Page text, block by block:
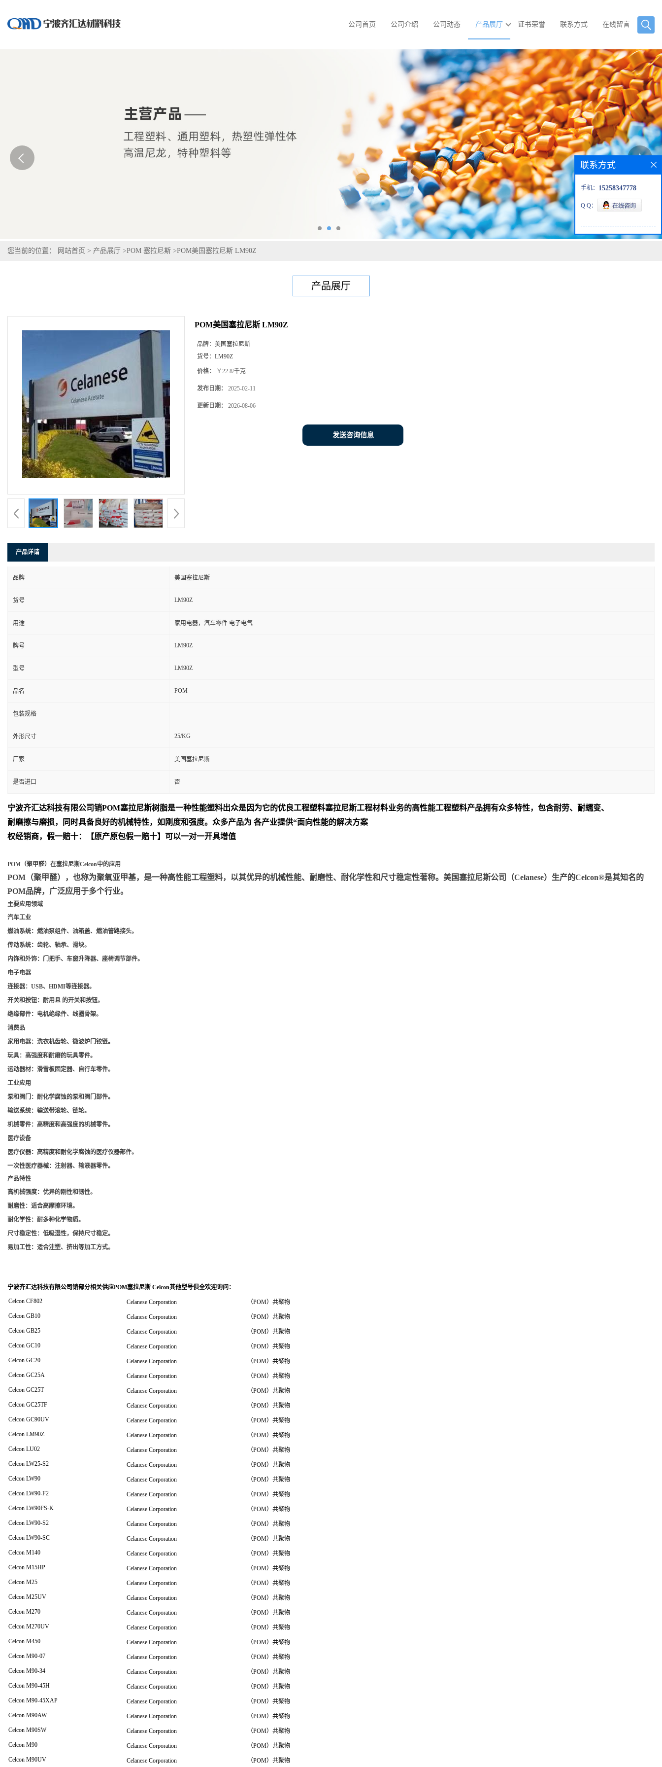
公司首页 公司介绍 公司动态 产品展厅 证书荣誉 联系方式 在线留言
您当前的位置： 网站首页 > 产品展厅 >POM 塞拉尼斯 >POM美国塞拉尼斯 LM90Z
产品展厅
POM美国塞拉尼斯 LM90Z
品牌： 美国塞拉尼斯
货号： LM90Z
价格： ￥22.8/千克
发布日期： 2025-02-11
更新日期： 2026-08-06
发送咨询信息
产品详请
品牌 美国塞拉尼斯
货号 LM90Z
用途 家用电器，汽车零件 电子电气
牌号 LM90Z
型号 LM90Z
品名 POM
包装规格
外形尺寸 25/KG
厂家 美国塞拉尼斯
是否进口 否
宁波齐汇达科技有限公司销POM塞拉尼斯树脂是一种性能塑料出众是因为它的优良工程塑料塞拉尼斯工程材料业务的高性能工程塑料产品拥有众多特性，包含耐劳、耐蠕变、
耐磨擦与磨损，同时具备良好的机械特性，如刚度和强度。众多产品为 各产业提供“面向性能的解决方案
权经销商，假一赔十：【原产原包假一赔十】可以一对一开具增值
POM（聚甲醛）在塞拉尼斯Celcon中的应用
POM（聚甲醛）
，也称为聚氧亚甲基，是一种高性能工程塑料，以其优异的机械性能、耐磨性、耐化学性和尺寸稳定性著称。美国塞拉尼斯公司（Celanese）生产的Celcon®是其知名的
POM品牌，广泛应用于多个行业。
主要应用领域
汽车工业
燃油系统：燃油泵组件、油箱盖、燃油管路接头。
传动系统：齿轮、轴承、滑块。
内饰和外饰：门把手、车窗升降器、座椅调节部件。
电子电器
连接器：USB、HDMI等连接器。
开关和按钮：耐用且 的开关和按钮。
绝缘部件：电机绝缘件、线圈骨架。
消费品
家用电器：洗衣机齿轮、微波炉门铰链。
玩具：高强度和耐磨的玩具零件。
运动器材：滑雪板固定器、自行车零件。
工业应用
泵和阀门 ：耐化学腐蚀的泵和阀门部件。
输送系统：输送带滚轮、链轮。
机械零件：高精度和高强度的机械零件。
医疗设备
医疗仪器：高精度和耐化学腐蚀的医疗仪器部件。
一次性医疗器械：注射器、输液器零件。
产品特性
高机械强度：优异的刚性和韧性。
耐磨性：适合高摩擦环境。
耐化学性：耐多种化学物质。
尺寸稳定性：低吸湿性，保持尺寸稳定。
易加工性：适合注塑、挤出等加工方式。
宁波齐汇达科技有限公司销部分相关供应POM塞拉尼斯 Celcon其他型号俱全欢迎询问 ：
Celcon CF802
Celanese Corporation
（POM）共聚物
Celcon GB10
Celanese Corporation
（POM）共聚物
Celcon GB25
Celanese Corporation
（POM）共聚物
Celcon GC10
Celanese Corporation
（POM）共聚物
Celcon GC20
Celanese Corporation
（POM）共聚物
Celcon GC25A
Celanese Corporation
（POM）共聚物
Celcon GC25T
Celanese Corporation
（POM）共聚物
Celcon GC25TF
Celanese Corporation
（POM）共聚物
Celcon GC90UV
Celanese Corporation
（POM）共聚物
Celcon LM90Z
Celanese Corporation
（POM）共聚物
Celcon LU02
Celanese Corporation
（POM）共聚物
Celcon LW25-S2
Celanese Corporation
（POM）共聚物
Celcon LW90
Celanese Corporation
（POM）共聚物
Celcon LW90-F2
Celanese Corporation
（POM）共聚物
Celcon LW90FS-K
Celanese Corporation
（POM）共聚物
Celcon LW90-S2
Celanese Corporation
（POM）共聚物
Celcon LW90-SC
Celanese Corporation
（POM）共聚物
Celcon M140
Celanese Corporation
（POM）共聚物
Celcon M15HP
Celanese Corporation
（POM）共聚物
Celcon M25
Celanese Corporation
（POM）共聚物
Celcon M25UV
Celanese Corporation
（POM）共聚物
Celcon M270
Celanese Corporation
（POM）共聚物
Celcon M270UV
Celanese Corporation
（POM）共聚物
Celcon M450
Celanese Corporation
（POM）共聚物
Celcon M90-07
Celanese Corporation
（POM）共聚物
Celcon M90-34
Celanese Corporation
（POM）共聚物
Celcon M90-45H
Celanese Corporation
（POM）共聚物
Celcon M90-45XAP
Celanese Corporation
（POM）共聚物
Celcon M90AW
Celanese Corporation
（POM）共聚物
Celcon M90SW
Celanese Corporation
（POM）共聚物
Celcon M90
Celanese Corporation
（POM）共聚物
Celcon M90UV
Celanese Corporation （POM）共聚物
联系方式
手机： 15258347778
Q Q：